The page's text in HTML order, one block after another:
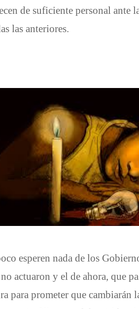
de suficiente personal ante
las anteriores.
esperen nada de los
actuaron y el de ahora, que
para prometer que cambiarán